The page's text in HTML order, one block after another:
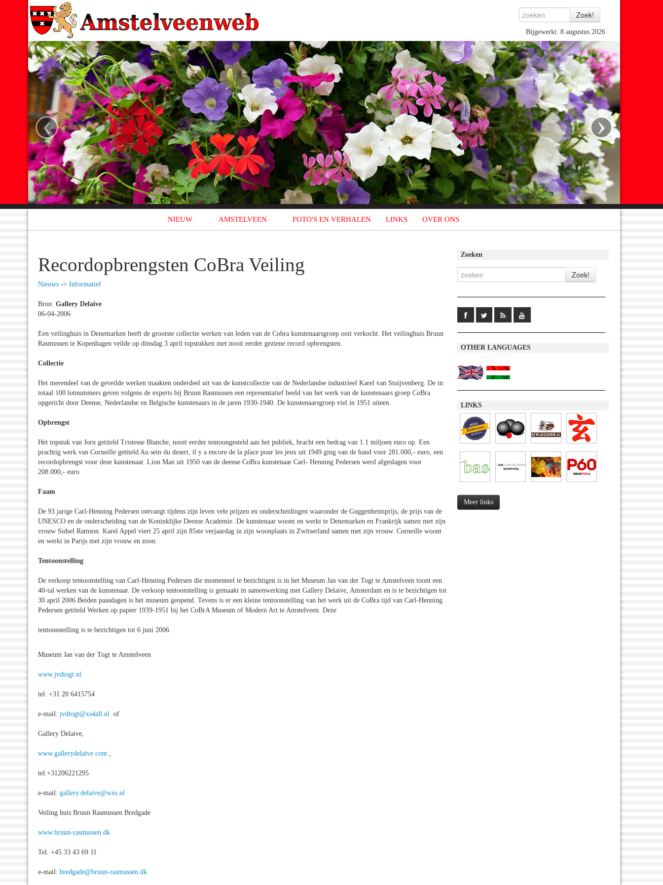
Bijgewerkt: 8 augustus 2026
‹ ›
NIEUW AMSTELVEEN FOTO'S EN VERHALEN LINKS OVER ONS
Recordopbrengsten CoBra Veiling
Nieuws -> Informatief
Bron: Gallery Delaive
06-04-2006
Een veilinghuis in Denemarken heeft de grootste collectie werken van leden van de Cobra kunstenaarsgroep ooit verkocht. Het veilinghuis Bruun
Rasmussen te Kopenhagen veilde op dinsdag 3 april topstukken met nooit eerder geziene record opbrengsten.
Collectie
Het merendeel van de geveilde werken maakten onderdeel uit van de kunstcollectie van de Nederlandse industrieel Karel van Stuijvenberg. De in
totaal 100 lotnummers geven volgens de experts bij Bruun Rasmussen een representatief beeld van het werk van de kunstenaars groep CoBra
opgericht door Deense, Nederlandse en Belgische kunstenaars in de jaren 1930-1940. De kunstenaarsgroep viel in 1951 uiteen.
Opbrengst
Het topstuk van Jorn getiteld Tristesse Blanche, nooit eerder tentoongesteld aan het publiek, bracht een bedrag van 1.1 miljoen euro op. Een
prachtig werk van Corneille getiteld Au sein du desert, il y a encore de la place pour les jeux uit 1949 ging van de hand voor 281.000,- euro, een
recordopbrengst voor deze kunstenaar. Lion Man uit 1950 van de deense CoBra kunstenaar Carl- Henning Pedersen werd afgeslagen voor
208.000,- euro
Faam
De 93 jarige Carl-Henning Pedersen ontvangt tijdens zijn leven vele prijzen en onderscheidingen waaronder de Guggenheimprijs, de prijs van de
UNESCO en de onderscheiding van de Koninklijke Deense Academie. De kunstenaar woont en werkt te Denemarken en Frankrijk samen met zijn
vrouw Sidsel Ramson. Karel Appel viert 25 april zijn 85ste verjaardag in zijn woonplaats in Zwitserland samen met zijn vrouw. Corneille woont
en werkt in Parijs met zijn vrouw en zoon.
Tentoonstelling
De verkoop tentoonstelling van Carl-Henning Pedersen die momenteel te bezichtigen is in het Museum Jan van der Togt te Amstelveen toont een
40-tal werken van de kunstenaar. De verkoop tentoonstelling is gemaakt in samenwerking met Gallery Delaive, Amsterdam en is te bezichtigen tot
30 april 2006.Beiden paasdagen is het museum geopend. Tevens is er een kleine tentoonstelling van het werk uit de CoBra tijd van Carl-Henning
Pedersen getiteld Werken op papier 1939-1951 bij het CoBrA Museum of Modern Art te Amstelveen. Deze
tentoonstelling is te bezichtigen tot 6 juni 2006.
Museum Jan van der Togt te Amstelveen
www.jvdtogt.nl
tel: +31 20 6415754
e-mail: jvdtogt@xs4all.nl of
Gallery Delaive,
www.gallerydelaive.com
tel:+31206221295
e-mail: gallery.delaive@wxs.nl
Veiling huis Bruun Rasmussen Bredgade
www.bruun-rasmussen.dk
Tel. +45 33 43 69 11
e-mail: bredgade@bruun-rasmussen.dk
Zoeken
OTHER LANGUAGES
LINKS
Meer links